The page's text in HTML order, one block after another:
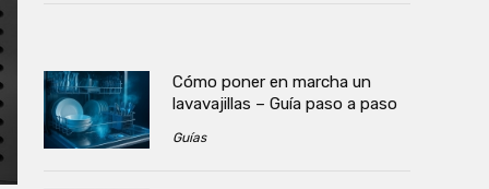
Cómo poner en marcha un
lavavajillas – Guía paso a paso
Guías